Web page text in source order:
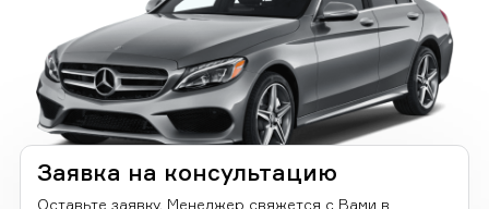
Заявка на консультацию
Оставьте заявку. Менеджер свяжется с Вами в